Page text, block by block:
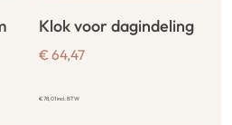
Klok voor dagindeling
€ 64,47
€78,01incl. BTW